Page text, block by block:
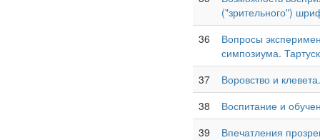
("зрительного")
36
Вопросы
симпозиума.
37
Воровство и
38
Воспитание и
39
Впечатления